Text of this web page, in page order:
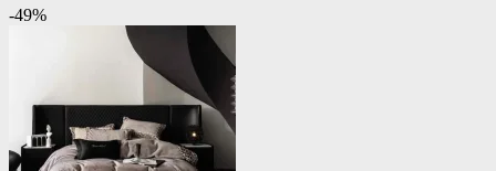
-49%